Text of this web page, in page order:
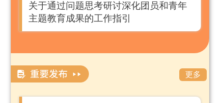
关于通过问题思考研讨深化团员和青年
主题教育成果的工作指引
更多